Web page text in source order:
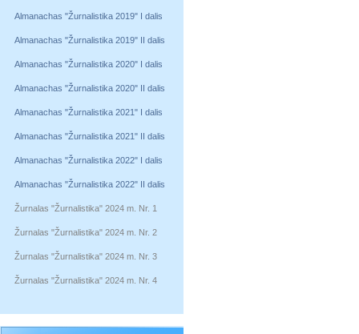
Almanachas "Žurnalistika 2019" I dalis
Almanachas "Žurnalistika 2019" II dalis
Almanachas "Žurnalistika 2020" I dalis
Almanachas "Žurnalistika 2020" II dalis
Almanachas "Žurnalistika 2021" I dalis
Almanachas "Žurnalistika 2021" II dalis
Almanachas "Žurnalistika 2022" I dalis
Almanachas "Žurnalistika 2022" II dalis
Žurnalas "Žurnalistika" 2024 m. Nr. 1
Žurnalas "Žurnalistika" 2024 m. Nr. 2
Žurnalas "Žurnalistika" 2024 m. Nr. 3
Žurnalas "Žurnalistika" 2024 m. Nr. 4